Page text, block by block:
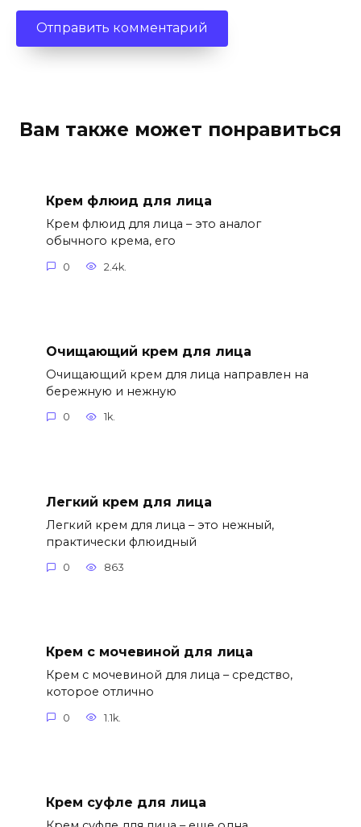
Вам также может понравиться
Крем флюид для лица
Крем флюид для лица – это аналог
обычного крема, его
0 2.4k.
Очищающий крем для лица
Очищающий крем для лица направлен на
бережную и нежную
0 1k.
Легкий крем для лица
Легкий крем для лица – это нежный,
практически флюидный
0 863
Крем с мочевиной для лица
Крем с мочевиной для лица – средство,
которое отлично
0 1.1k.
Крем суфле для лица